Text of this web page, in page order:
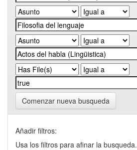
Comenzar nueva busqueda
Añadir filtros:
Usa los filtros para afinar la busqueda.